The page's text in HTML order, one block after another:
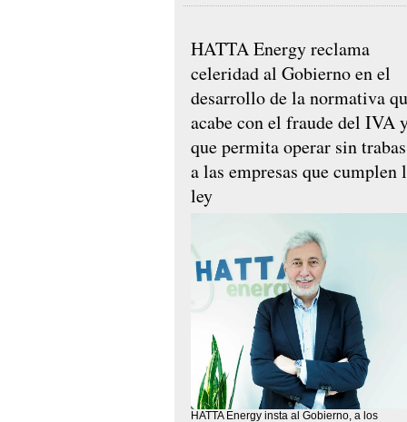
HATTA Energy reclama
celeridad al Gobierno en el
desarrollo de la normativa
acabe con el fraude del IVA
que permita operar sin trabas
a las empresas que cumplen
ley
HATTA Energy insta al Gobierno, a los